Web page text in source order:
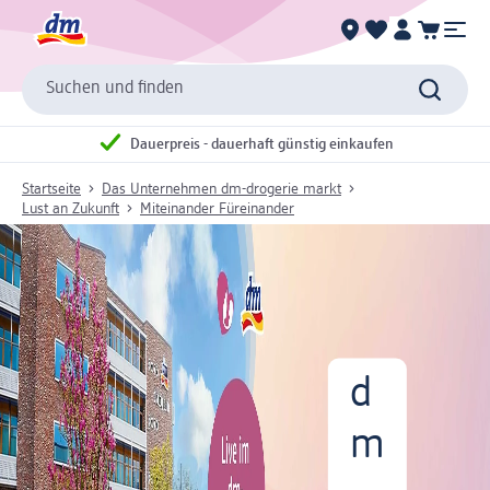
Suchen und finden
Dauerpreis - dauerhaft günstig einkaufen
Startseite
Das Unternehmen dm-drogerie markt
Lust an Zukunft
Miteinander Füreinander
d
m